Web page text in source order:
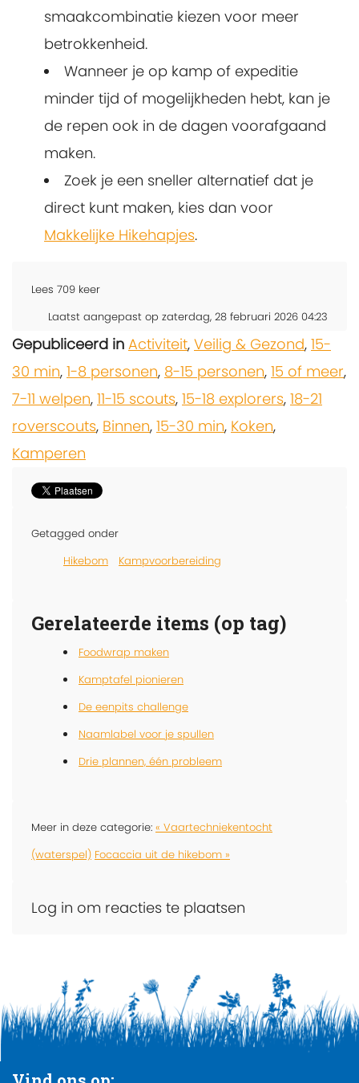
smaakcombinatie kiezen voor meer
betrokkenheid.
Wanneer je op kamp of expeditie
minder tijd of mogelijkheden hebt, kan je
de repen ook in de dagen voorafgaand
maken.
Zoek je een sneller alternatief dat je
direct kunt maken, kies dan voor
Makkelijke Hikehapjes.
Lees 709 keer
Laatst aangepast op zaterdag, 28 februari 2026 04:23
Gepubliceerd in Activiteit, Veilig & Gezond, 15-
30 min, 1-8 personen, 8-15 personen, 15 of meer,
7-11 welpen, 11-15 scouts, 15-18 explorers, 18-21
roverscouts, Binnen, 15-30 min, Koken,
Kamperen
Getagged onder
Hikebom
Kampvoorbereiding
Gerelateerde items (op tag)
Foodwrap maken
Kamptafel pionieren
De eenpits challenge
Naamlabel voor je spullen
Drie plannen, één probleem
Meer in deze categorie: « Vaartechniekentocht
(waterspel) Focaccia uit de hikebom »
Log in om reacties te plaatsen